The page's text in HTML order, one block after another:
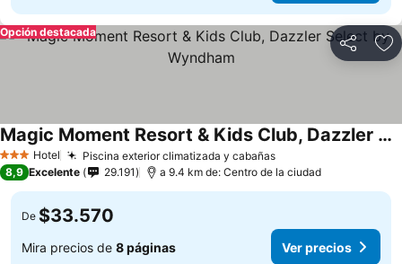
Compartir
Opción destacada
3 Estrellas
Hotel Piscina exterior climatizada y cabañasVer precios
Magic Moment Resort & Kids Club, Dazzler Select by Wyndham
Ver precios
8,9 Excelente 29.191 a 9.4 km de: Centro de la ciudad
De $33.570
Mira precios de 8 páginas Ver precios